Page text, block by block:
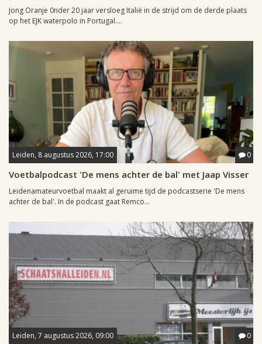
Jong Oranje 0nder 20 jaar versloeg Italië in de strijd om de derde plaats
op het EJK waterpolo in Portugal....
Leiden, 8 augustus 2026, 17:00 0
Voetbalpodcast 'De mens achter de bal' met Jaap Visser
Leidenamateurvoetbal maakt al geruime tijd de podcastserie 'De mens
achter de bal'. In de podcast gaat Remco...
Leiden, 7 augustus 2026, 09:00 0